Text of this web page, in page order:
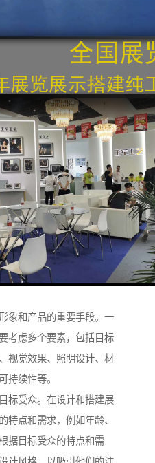
象和产品的重要手段。一
考虑多个要素，包括目标
视觉效果、照明设计、材
持续性等。
标受众。在设计和搭建展
特点和需求，例如年龄、
据目标受众的特点和需